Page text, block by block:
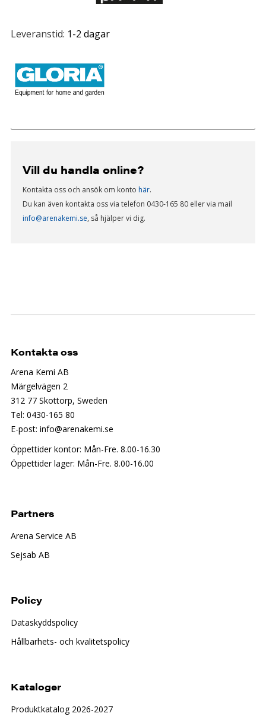
Leveranstid: 1-2 dagar
Vill du handla online?
Kontakta oss och ansök om konto här.
Du kan även kontakta oss via telefon 0430-165 80 eller via mail
info@arenakemi.se, så hjälper vi dig.
Kontakta oss
Arena Kemi AB
Märgelvägen 2
312 77 Skottorp, Sweden
Tel: 0430-165 80
E-post: info@arenakemi.se
Öppettider kontor: Mån-Fre. 8.00-16.30
Öppettider lager: Mån-Fre. 8.00-16.00
Partners
Arena Service AB
Sejsab AB
Policy
Dataskyddspolicy
Hållbarhets- och kvalitetspolicy
Kataloger
Produktkatalog 2026-2027